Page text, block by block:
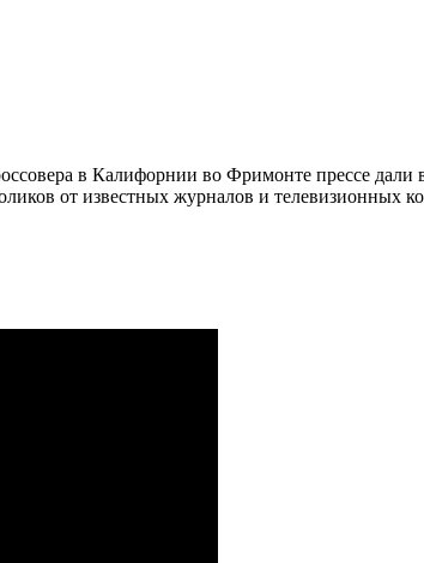
в Калифорнии во Фримонте прессе
от известных журналов и телевизионных